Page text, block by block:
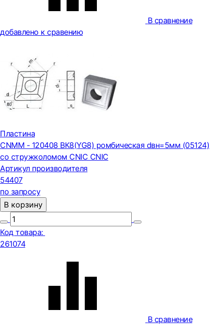
В сравнение
добавлено к сравению
Пластина
CNMM - 120408 ВК8(YG8) ромбическая dвн=5мм (05124)
со стружколомом CNIC CNIC
Артикул производителя
54407
по запросу
В корзину
Код товара:
261074
В сравнение